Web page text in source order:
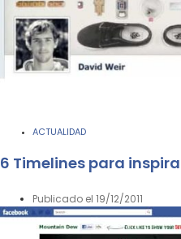
ACTUALIDAD
6 Timelines para
Publicado el 19/12/2011